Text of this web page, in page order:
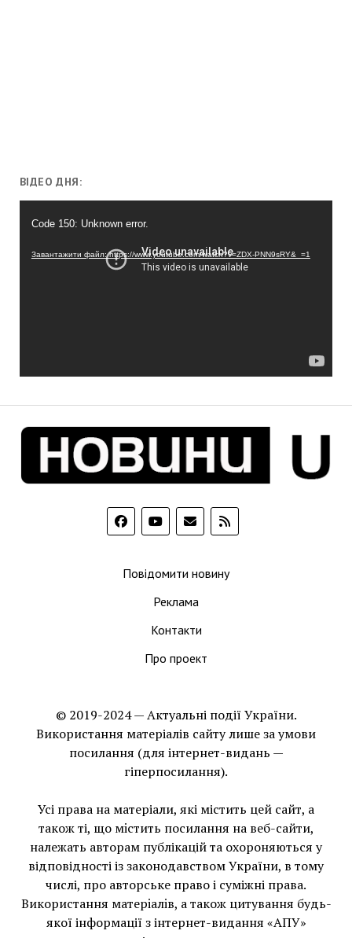
ВІДЕО ДНЯ:
Code 150: Unknown error.
Завантажити файл: https://www.youtube.com/watch?v=ZDX-PNN9sRY&_=1
Повідомити новину
Реклама
Контакти
Про проект
© 2019-2024 — Актуальні події України.
Використання матеріалів сайту лише за умови
посилання (для інтернет-видань —
гіперпосилання).
Усі права на матеріали, які містить цей сайт, а
також ті, що мiстить посилання на веб-сайти,
належать авторам публікацій та охороняються у
відповідності із законодавством України, в тому
числі, про авторське право і суміжні права.
Використання матерiалiв, а також цитування будь-
якої інформації з інтернет-видання «АПУ»